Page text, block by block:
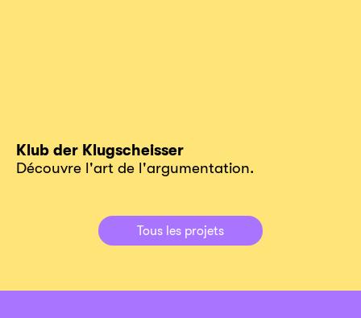
Klub der Klugscheisser
Découvre l'art de l'argumentation.
Tous les projets